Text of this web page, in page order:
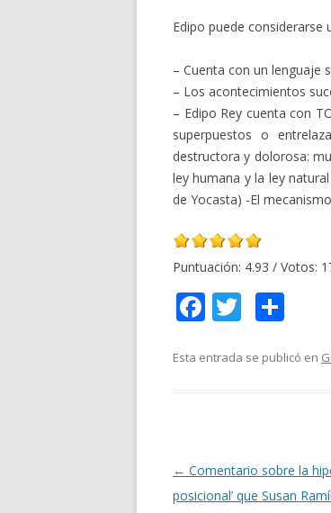
Edipo puede considerarse
– Cuenta con un lenguaje
– Los acontecimientos
– Edipo Rey cuenta con
superpuestos o
destructora y dolorosa:
ley humana y la ley
de Yocasta) -El
Puntuación: 4.93 / Votos:
F
e
k
T
itt m
r
Esta entrada se publicó en
Navegación
de
← Comentario sobre la
posicional’ que Susan